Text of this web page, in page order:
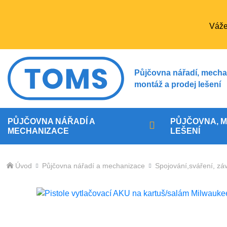
Půjčovna nářadí,
montáž a prodej lešení
PŮJČOVNA NÁŘADÍ A
MECHANIZACE
PŮJČOVNA,
LEŠENÍ
Úvod Půjčovna nářadí a mechanizace Spojování,sváření,